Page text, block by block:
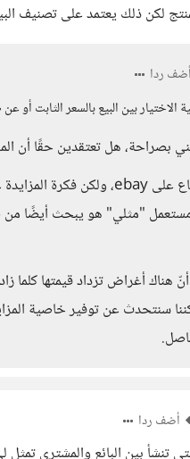
لكن ذلك يعتمد على تصنيف
أضف ردا
الاختيار بين البيع بالسعر الثابت
بصراحة، هل تعتقدين حقًا أن
"مثلي" هو يبحث أيضًا من
هناك أغراض تزداد قيمتها
سنتحدث عن توفير خاصية
أضف ردا